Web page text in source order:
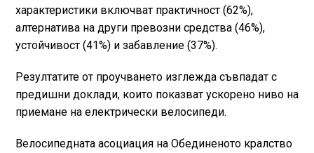
характеристики включват практичност (62%),
алтернатива на други превозни средства (46%),
устойчивост (41%) и забавление (37%).
Резултатите от проучването изглежда съвпадат с
предишни доклади, които показват ускорено ниво на
приемане на електрически велосипеди.
Велосипедната асоциация на Обединеното кралство